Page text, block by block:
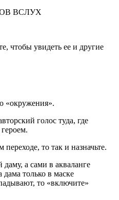
ВСЛУХ
чтобы увидеть ее и другие
«окружения».
голос туда, где
то так и назначьте.
а сами в акваланге
только в маске
то «включите»